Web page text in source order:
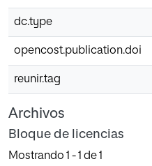
dc.type
opencost.publication.doi
reunir.tag
Archivos
Bloque de licencias
Mostrando 1 - 1 de 1